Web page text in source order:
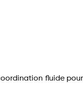
fluide pour